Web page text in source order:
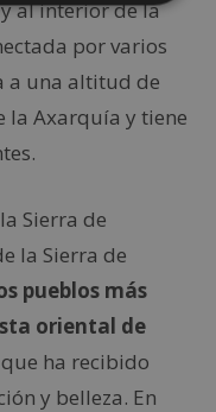
al interior de la
por varios
a una altitud de
la Axarquía y tiene
Sierra de
la Sierra de
pueblos más
oriental de
ha recibido
y belleza. En